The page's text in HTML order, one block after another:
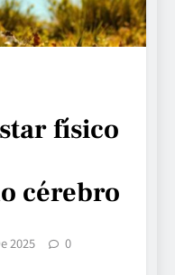
físico
cérebro
2025
0